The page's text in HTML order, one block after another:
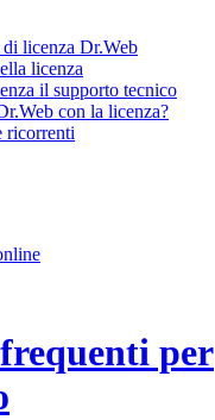
licenza Dr.Web
licenza
il supporto tecnico
con la licenza?
ricorrenti
per